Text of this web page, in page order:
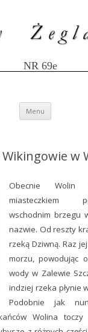
NR 69e
Menu Przejdź
Wikingowie w
Obecnie Wolin
miasteczkiem
wschodnim brzegu
nazwie. Od reszty
rzeką Dziwną. Raz
morzu, powodując
wody w Zalewie
indziej rzeka płynie
Podobnie jak
Wolina